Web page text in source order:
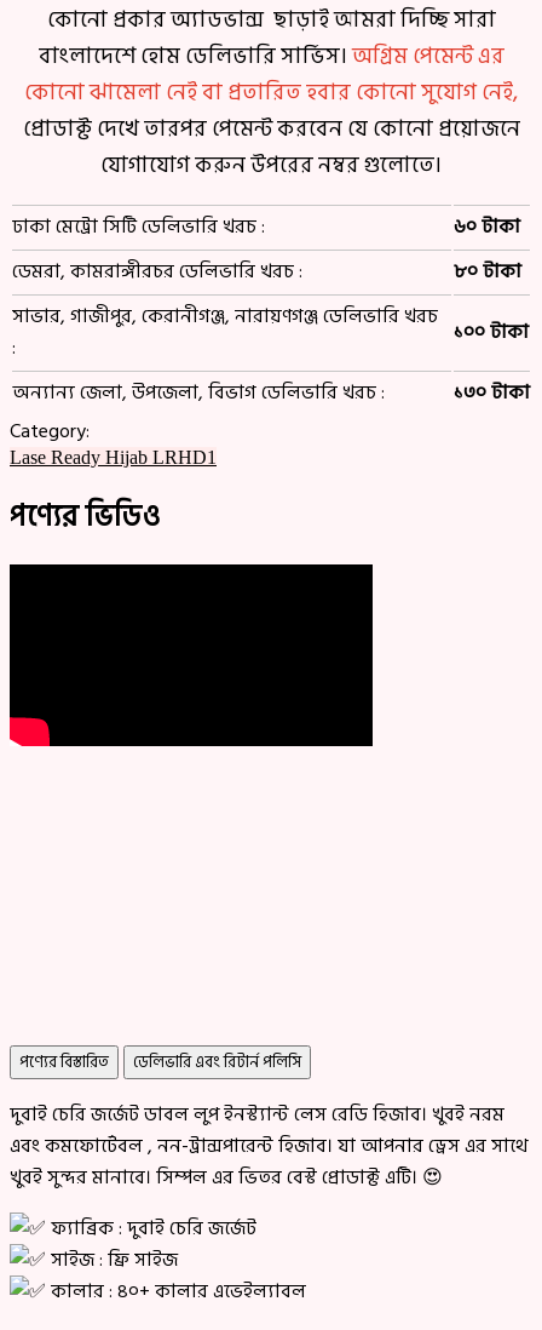
কোনো প্রকার অ্যাডভান্স ছাড়াই আমরা দিচ্ছি সারা
বাংলাদেশে হোম ডেলিভারি সার্ভিস।অগ্রিম পেমেন্ট এর
কোনো ঝামেলা নেই বা প্রতারিত হবার কোনো সুযোগ নেই,
প্রোডাক্ট দেখে তারপর পেমেন্ট করবেন যে কোনো প্রয়োজনে
যোগাযোগ করুন উপরের নম্বর গুলোতে।
ঢাকা মেট্রো সিটি ডেলিভারি খরচ :
৬০ টাকা
ডেমরা, কামরাঙ্গীরচর ডেলিভারি খরচ :
৮০ টাকা
সাভার, গাজীপুর, কেরানীগঞ্জ, নারায়ণগঞ্জ ডেলিভারি খরচ
:
১০০ টাকা
অন্যান্য জেলা, উপজেলা, বিভাগ ডেলিভারি খরচ :
১৩০ টাকা
Category:
Lase Ready Hijab LRHD1
পণ্যের ভিডিও
পণ্যের বিস্তারিত ডেলিভারি এবং রিটার্ন পলিসি
দুবাই চেরি জর্জেট ডাবল লুপ ইনস্ট্যান্ট লেস রেডি হিজাব। খুবই নরম
এবং কমফোর্টেবল , নন-ট্রান্সপারেন্ট হিজাব। যা আপনার ড্রেস এর সাথে
খুবই সুন্দর মানাবে। সিম্পল এর ভিতর বেস্ট প্রোডাক্ট এটি। 😍
ফ্যাব্রিক : দুবাই চেরি জর্জেট
সাইজ : ফ্রি সাইজ
কালার : ৪০+ কালার এভেইল্যাবল